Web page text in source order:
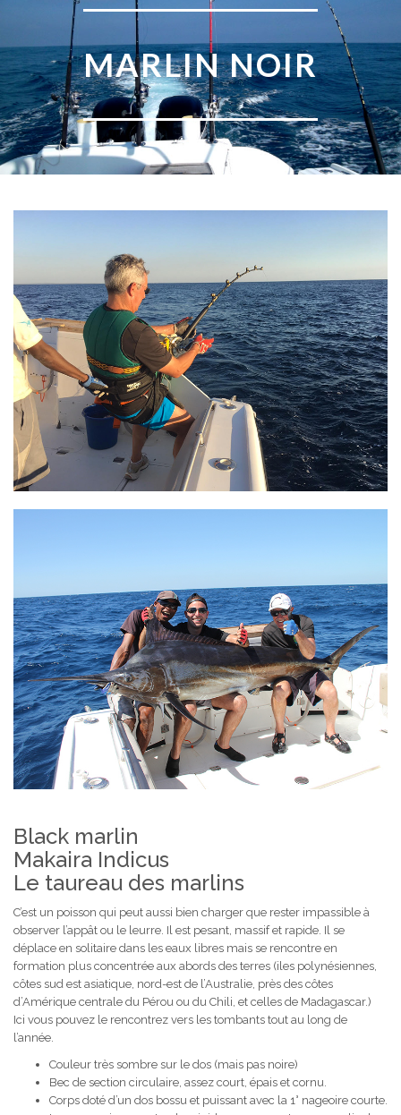
MARLIN NOIR
Black marlin
Makaira Indicus
Le taureau des marlins
C’est un poisson qui peut aussi bien charger que rester impassible à
observer l’appât ou le leurre. Il est pesant, massif et rapide. Il se
déplace en solitaire dans les eaux libres mais se rencontre en
formation plus concentrée aux abords des terres (iles polynésiennes,
côtes sud est asiatique, nord-est de l’Australie, près des côtes
d’Amérique centrale du Pérou ou du Chili, et celles de Madagascar.)
Ici vous pouvez le rencontrez vers les tombants tout au long de
l’année.
Couleur très sombre sur le dos (mais pas noire)
Bec de section circulaire, assez court, épais et cornu.
Corps doté d’un dos bossu et puissant avec la 1° nageoire courte.